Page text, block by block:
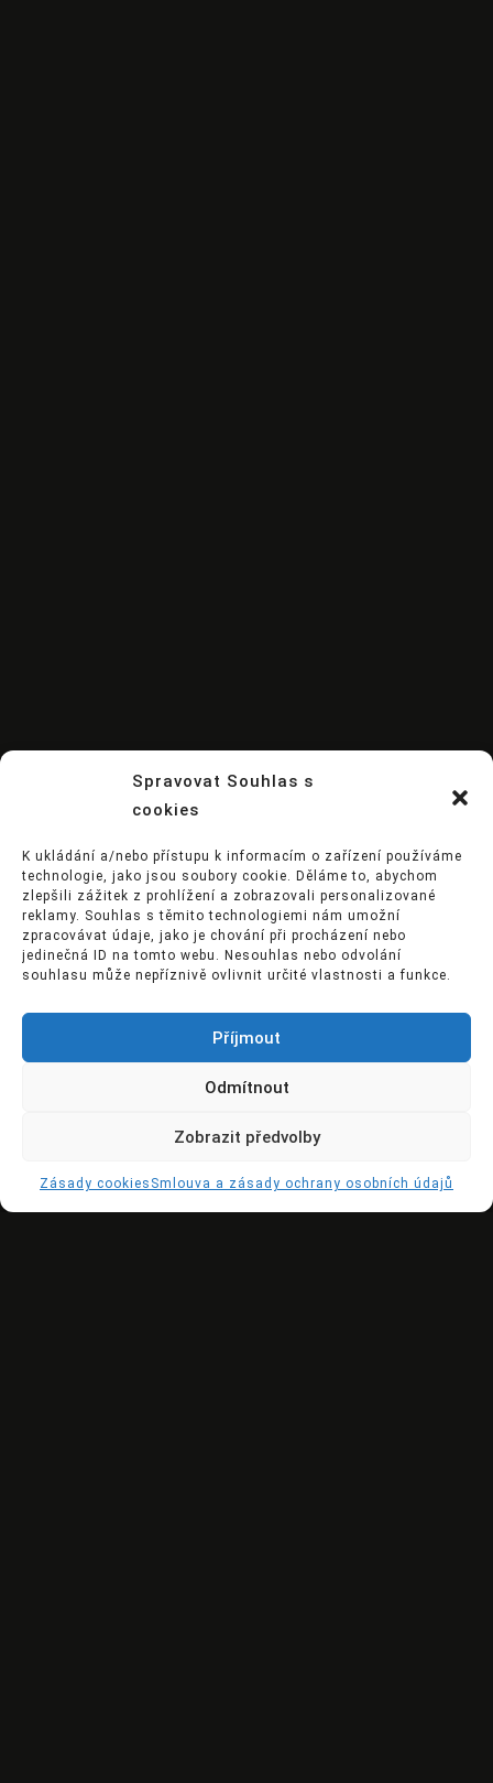
Spravovat Souhlas s
cookies
K ukládání a/nebo přístupu k informacím o zařízení používáme
technologie, jako jsou soubory cookie. Děláme to, abychom
zlepšili zážitek z prohlížení a zobrazovali personalizované
reklamy. Souhlas s těmito technologiemi nám umožní
zpracovávat údaje, jako je chování při procházení nebo
jedinečná ID na tomto webu. Nesouhlas nebo odvolání
souhlasu může nepříznivě ovlivnit určité vlastnosti a funkce.
Příjmout
Odmítnout
Zobrazit předvolby
Zásady cookies Smlouva a zásady ochrany osobních údajů